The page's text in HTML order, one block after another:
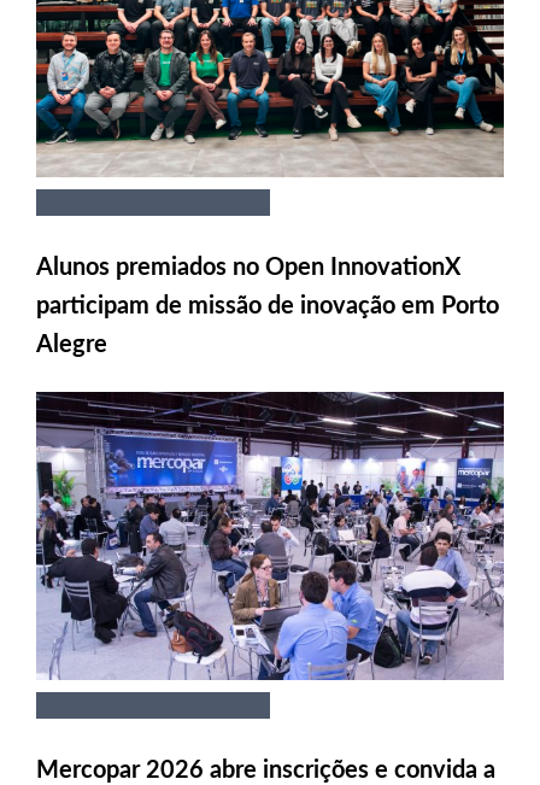
Alunos premiados no Open InnovationX
participam de missão de inovação em Porto
Alegre
Mercopar 2026 abre inscrições e convida a